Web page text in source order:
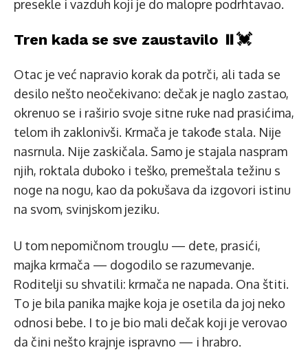
presekle i vazduh koji je do malopre podrhtavao.
Tren kada se sve zaustavilo ⏸️💓
Otac je već napravio korak da potrči, ali tada se
desilo nešto neočekivano: dečak je naglo zastao,
okrenuo se i raširio svoje sitne ruke nad prasićima,
telom ih zaklonivši. Krmača je takođe stala. Nije
nasrnula. Nije zaskičala. Samo je stajala naspram
njih, roktala duboko i teško, premeštala težinu s
noge na nogu, kao da pokušava da izgovori istinu
na svom, svinjskom jeziku.
U tom nepomičnom trouglu — dete, prasići,
majka krmača — dogodilo se razumevanje.
Roditelji su shvatili: krmača ne napada. Ona štiti.
To je bila panika majke koja je osetila da joj neko
odnosi bebe. I to je bio mali dečak koji je verovao
da čini nešto krajnje ispravno — i hrabro.